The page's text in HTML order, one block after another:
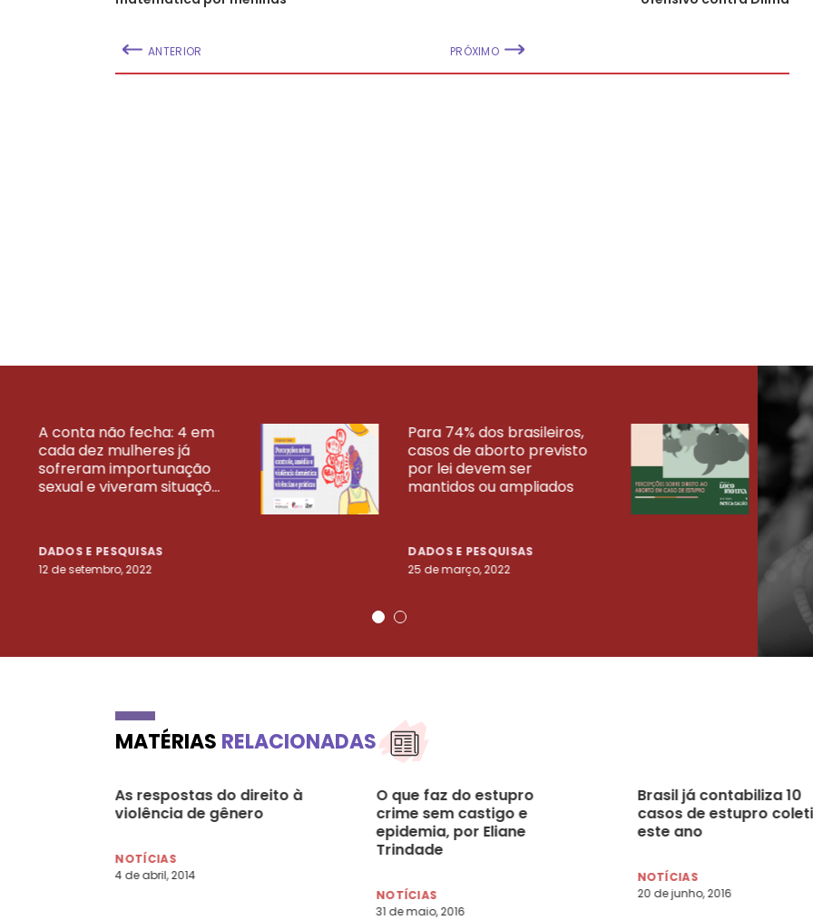
ANTERIOR PRÓXIMO
A conta não fecha: 4 em
cada dez mulheres já
sofreram importunação
sexual e viveram situaçõ...
DADOS E PESQUISAS
12 de setembro, 2022
Para 74% dos brasileiros,
casos de aborto previsto
por lei devem ser
mantidos ou ampliados
DADOS E PESQUISAS
25 de março, 2022
23
VEJA MAIS PESQUISAS
MATÉRIAS RELACIONADAS
As respostas do direito à
violência de gênero
NOTÍCIAS
4 de abril, 2014
O que faz do estupro
crime sem castigo e
epidemia, por Eliane
Trindade
NOTÍCIAS
31 de maio, 2016
Brasil já contabiliza 10
casos de estupro
este ano
NOTÍCIAS
20 de junho, 2016